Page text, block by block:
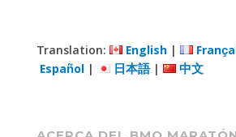
Translation: English|
Español| 日本語| 中文